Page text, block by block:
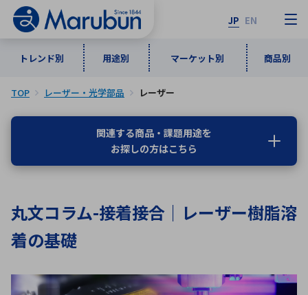
JP EN
トレンド別 用途別 マーケット別 商品別
トレンド別
インダストリアルDXソリューション
5G・Local 5G
用途別
通信・ネットワーク
監視・セキュリティ
マーケット別
情報通信
商品別
計測・測定・表示機器
メーカ一覧
な行
は行 ま行
や行
ら行
アルファベット順
TOP レーザー・光学部品 レーザー
関連する商品・課題用途を
お探しの方はこちら
丸文コラム-接着接合｜レーザー樹脂溶
着の基礎